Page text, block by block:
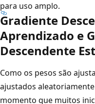
para uso amplo.
Gradiente
Aprendizado e
Descendente
Como os pesos são
ajustados
momento que muitos